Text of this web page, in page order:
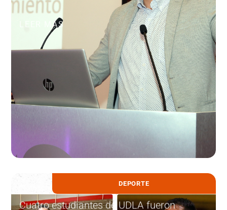
LEER MÁS
DEPORTE
16 octubre, 2023
Cuatro estudiantes de UDLA fueron